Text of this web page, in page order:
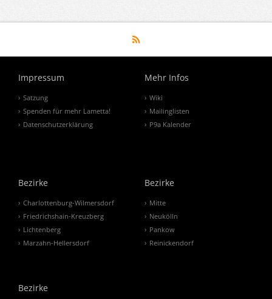
Impressum
Satzung
Spenden für mehr Lametta!
Datenschutzerklärung
Mehr Infos
Wiki
Mailinglisten
P9a Kalender
Bezirke
Charlottenburg-Wilmersdorf
Friedrichshain-Kreuzberg
Lichtenberg
Marzahn-Hellersdorf
Bezirke
Mitte
Neukölln
Pankow
Reinickendorf
Bezirke